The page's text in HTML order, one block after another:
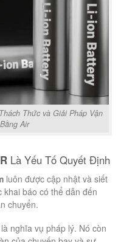
Thức và Giải Pháp Vận
Air
Là Yếu Tố Quyết Định
luôn được cập nhật và siết
báo có thể dẫn đến
chuyển.
nghĩa vụ pháp lý. Nó còn